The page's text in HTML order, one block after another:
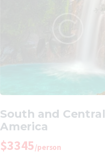
South and Central
America
$3345/person